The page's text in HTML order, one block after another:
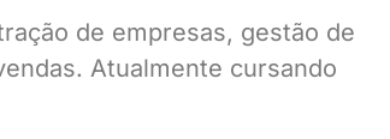
de empresas, gestão de
Atualmente cursando